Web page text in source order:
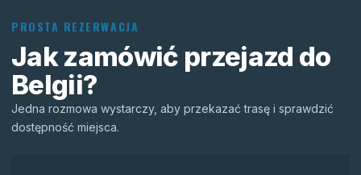
PROSTA REZERWACJA
Jak zamówić przejazd do
Belgii?
Jedna rozmowa wystarczy, aby przekazać trasę i sprawdzić
dostępność miejsca.